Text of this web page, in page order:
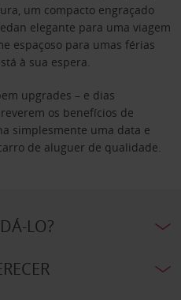
um compacto engraçado
elegante para uma viagem
espaçoso para umas férias
à sua espera.
upgrades – e dias
os benefícios de
simplesmente uma data e
de aluguer de qualidade.
LO?